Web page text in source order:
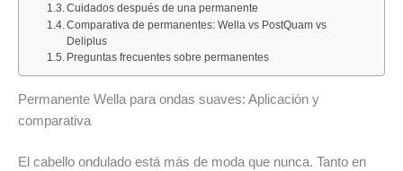
Cuidados después de una permanente
Comparativa de permanentes: Wella vs PostQuam vs
Deliplus
Preguntas frecuentes sobre permanentes
Permanente Wella para ondas suaves: Aplicación y
comparativa
El cabello ondulado está más de moda que nunca. Tanto en
teñidos
color,
cuidado
y
acondicionador
solo
de
canas:
Garnier
Olia